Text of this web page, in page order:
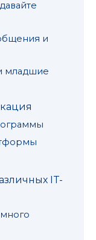
и
младшие
IT-